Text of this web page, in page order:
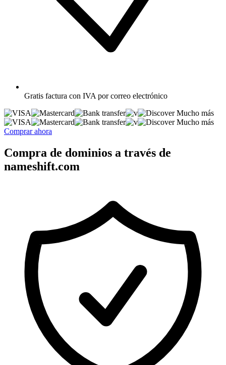
Gratis factura con IVA por correo electrónico
Mucho más
Mucho más
Comprar ahora
Compra de dominios a través de
nameshift.com